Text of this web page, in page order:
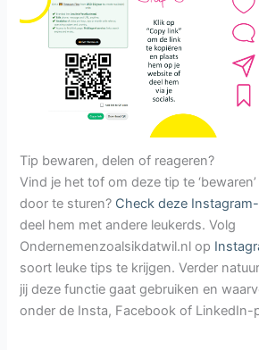
Tip bewaren, delen of reageren?
Vind je het tof om deze tip te
door te sturen? Check deze
deel hem met andere leukerds. Volg
Ondernemenzoalsikdatwil.nl op
soort leuke tips te krijgen. Verder
jij deze functie gaat gebruiken en
onder de Insta, Facebook of LinkedIn-